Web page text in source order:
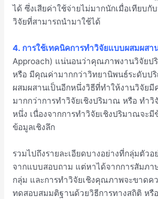
ได้ ซึ่งเสียค่าใช้จ่ายไม่มากนักเมื่อเทียบ
วิจัยที่สามารถนำมาใช้ได้
4. การใช้เทคนิคการทำวิจัยแบบผสมผสา
Approach) แน่นอนว่าคุณภาพงานวิจัยป
หรือ มีคุณค่ามากกว่าวิทยานิพนธ์ระดับป
ผสมผสานเป็นอีกหนึ่งวิธีที่ทำให้งานวิจัย
มากกว่าการทำวิจัยเชิงปริมาณ หรือ ทำวิ
หนึ่ง เนื่องจากการทำวิจัยเชิงปริมาณจะมี
ข้อมูลเชิงลึก
รวมไปถึงรายละเอียดบางอย่างที่กลุ่มตัว
จากแบบสอบถาม แต่หาได้จากการสัมภา
กลุ่ม และการทำวิจัยเชิงคุณภาพจะขาดค
ทดสอบสมมติฐานด้วยวิธีการทางสถิติ หรื